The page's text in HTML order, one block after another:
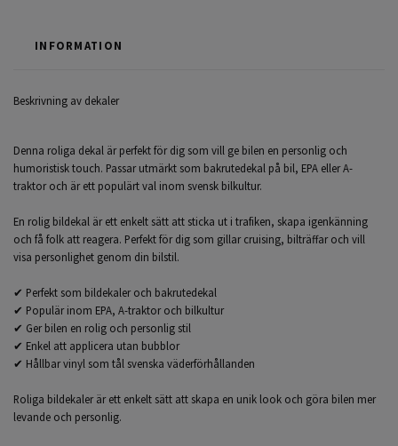
INFORMATION
Beskrivning av dekaler
Denna roliga dekal är perfekt för dig som vill ge bilen en personlig och
humoristisk touch. Passar utmärkt som bakrutedekal på bil, EPA eller A-
traktor och är ett populärt val inom svensk bilkultur.
En rolig bildekal är ett enkelt sätt att sticka ut i trafiken, skapa igenkänning
och få folk att reagera. Perfekt för dig som gillar cruising, bilträffar och vill
visa personlighet genom din bilstil.
✔ Perfekt som bildekaler och bakrutedekal
✔ Populär inom EPA, A-traktor och bilkultur
✔ Ger bilen en rolig och personlig stil
✔ Enkel att applicera utan bubblor
✔ Hållbar vinyl som tål svenska väderförhållanden
Roliga bildekaler är ett enkelt sätt att skapa en unik look och göra bilen mer
levande och personlig.